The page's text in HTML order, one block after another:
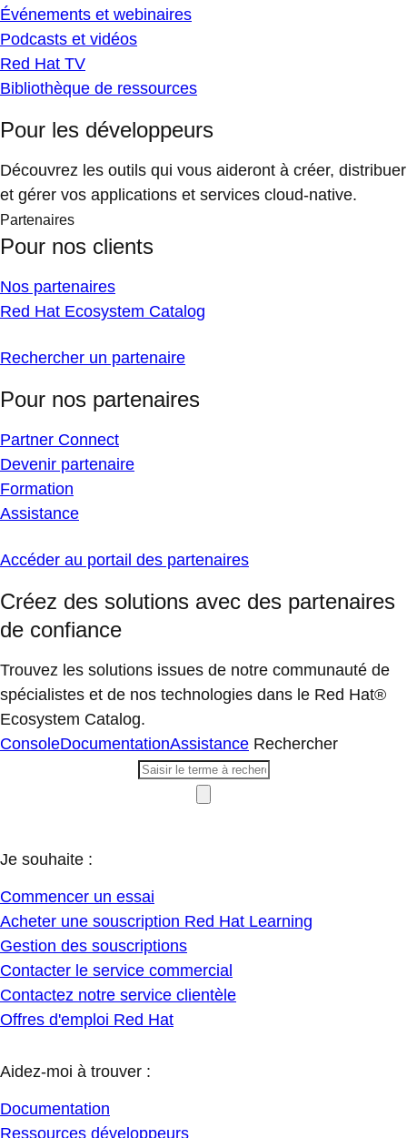
Événements et webinaires
Podcasts et vidéos
Red Hat TV
Bibliothèque de ressources
Pour les développeurs
Découvrez les outils qui vous aideront à créer, distribuer
et gérer vos applications et services cloud-native.
Partenaires
Pour nos clients
Nos partenaires
Red Hat Ecosystem Catalog
Rechercher un partenaire
Pour nos partenaires
Partner Connect
Devenir partenaire
Formation
Assistance
Accéder au portail des partenaires
Créez des solutions avec des partenaires
de confiance
Trouvez les solutions issues de notre communauté de
spécialistes et de nos technologies dans le Red Hat®
Ecosystem Catalog.
ConsoleDocumentationAssistance Rechercher
Je souhaite :
Commencer un essai
Acheter une souscription Red Hat Learning
Gestion des souscriptions
Contacter le service commercial
Contactez notre service clientèle
Offres d'emploi Red Hat
Aidez-moi à trouver :
Documentation
Ressources développeurs